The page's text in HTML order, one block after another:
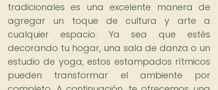
tradicionales es una excelente manera de
agregar un toque de cultura y arte a
cualquier espacio. Ya sea que estés
decorando tu hogar, una sala de danza o un
estudio de yoga, estos estampados rítmicos
pueden transformar el ambiente por